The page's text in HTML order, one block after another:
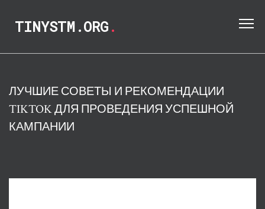
TINYSTM.ORG.
ЛУЧШИЕ СОВЕТЫ И РЕКОМЕНДАЦИИ
TIKTOK ДЛЯ ПРОВЕДЕНИЯ УСПЕШНОЙ
КАМПАНИИ